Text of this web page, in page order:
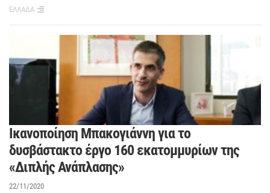
ΕΛΛΑΔΑ
Ικανοποίηση Μπακογιάννη για το
δυσβάστακτο έργο 160 εκατομμυρίων της
«Διπλής Ανάπλασης»
22/11/2020